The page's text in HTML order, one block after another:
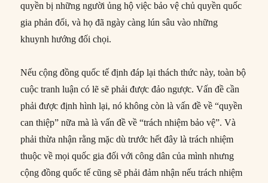
quyền bị những người ủng hộ việc bảo vệ chủ quyền quốc
gia phản đối, và họ đã ngày càng lún sâu vào những
khuynh hướng đối chọi.
Nếu cộng đồng quốc tế định đáp lại thách thức này, toàn bộ
cuộc tranh luận có lẽ sẽ phải được đảo ngược. Vấn đề cần
phải được định hình lại, nó không còn là vấn đề về “quyền
can thiệp” nữa mà là vấn đề về “trách nhiệm bảo vệ”. Và
phải thừa nhận rằng mặc dù trước hết đây là trách nhiệm
thuộc về mọi quốc gia đối với công dân của mình nhưng
cộng đồng quốc tế cũng sẽ phải đảm nhận nếu trách nhiệm